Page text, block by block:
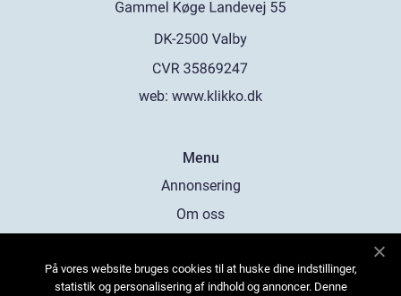
web: www.klikko.dk
Menu
Annonsering
Om oss
Kontakta oss
På vores website bruges cookies til at huske dine indstillinger,
statistik og personalisering af indhold og annoncer. Denne